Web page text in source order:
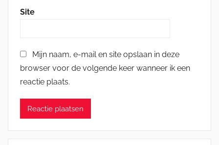
Site
Mijn naam, e-mail en site opslaan in deze
browser voor de volgende keer wanneer ik een
reactie plaats.